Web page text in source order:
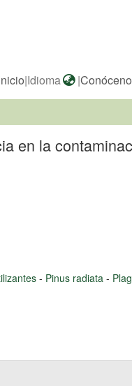
|Idioma |
en la
- Pinus radiata -